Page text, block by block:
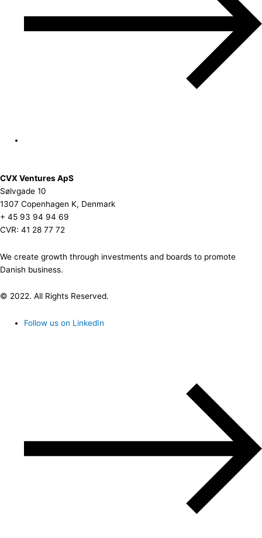
CVX Ventures ApS
Sølvgade 10
1307 Copenhagen K, Denmark
+ 45 93 94 94 69
CVR: 41 28 77 72
We create growth through investments and boards to promote
Danish business.
© 2022. All Rights Reserved.
Follow us on LinkedIn